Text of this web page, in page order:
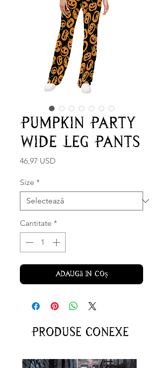
Pumpkin Party
Wide Leg Pants
46,97 USD
Size *
Cantitate *
Adaugă în coș
Produse conexe